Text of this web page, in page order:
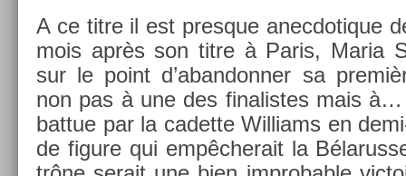
A ce titre il est pre­sque an­ec­dotique
mois après son titre à Paris, Maria
sur le point d’aban­donn­er sa
non pas à une des fin­alis­tes mais
bat­tue par la cadet­te Wil­liams en
de figure qui em­pêcherait la